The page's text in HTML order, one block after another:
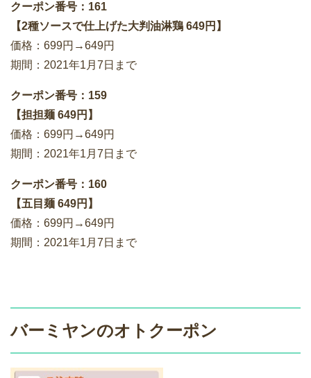
クーポン番号：161
【2種ソースで仕上げた大判油淋鶏 649円】
価格：699円→649円
期間：2021年1月7日まで
クーポン番号：159
【担担麺 649円】
価格：699円→649円
期間：2021年1月7日まで
クーポン番号：160
【五目麺 649円】
価格：699円→649円
期間：2021年1月7日まで
バーミヤンのオトクーポン